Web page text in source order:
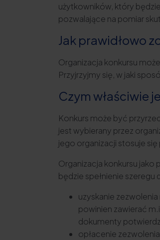
użytkowników, który
pozwalające na pomiar
Jak prawidłowo
Organizacja konkursu
Przyjrzyjmy się, w jaki
Czym właściwie
Konkurs może być
jest wybierany przez
jego organizacji stosuje
Organizacja konkursu jako
będzie spełnienie
uzyskanie
powinien zawierać
dokumenty
opłacenie